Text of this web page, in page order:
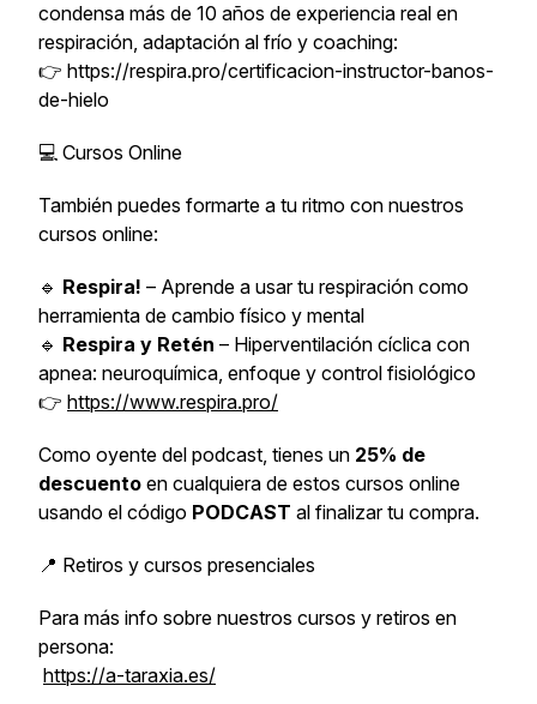
condensa más de 10 años de experiencia real en
respiración, adaptación al frío y coaching:
👉 https://respira.pro/certificacion-instructor-banos-
de-hielo
💻 Cursos Online
También puedes formarte a tu ritmo con nuestros
cursos online:
🔹 Respira! – Aprende a usar tu respiración como
herramienta de cambio físico y mental
🔹 Respira y Retén – Hiperventilación cíclica con
apnea: neuroquímica, enfoque y control fisiológico
👉 https://www.respira.pro/
Como oyente del podcast, tienes un 25% de
descuento en cualquiera de estos cursos online
usando el código PODCAST al finalizar tu compra.
📍 Retiros y cursos presenciales
Para más info sobre nuestros cursos y retiros en
persona:
https://a-taraxia.es/